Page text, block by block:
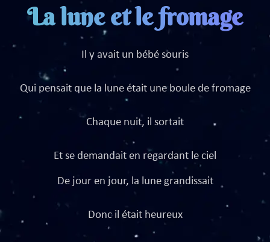
La lune et le fromage
Il y avait un bébé souris
Qui pensait que la lune était une boule de fromage
Chaque nuit, il sortait
Et se demandait en regardant le ciel
De jour en jour, la lune grandissait
Donc il était heureux